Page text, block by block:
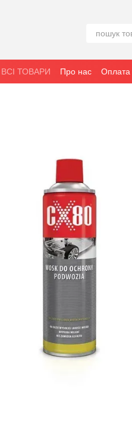
ВСІ ТОВАРИ Про нас Оплата